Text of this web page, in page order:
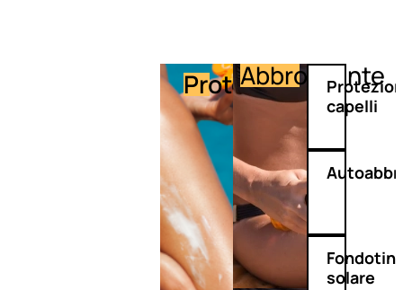
Protezione
Abbronzante
capelli
solare